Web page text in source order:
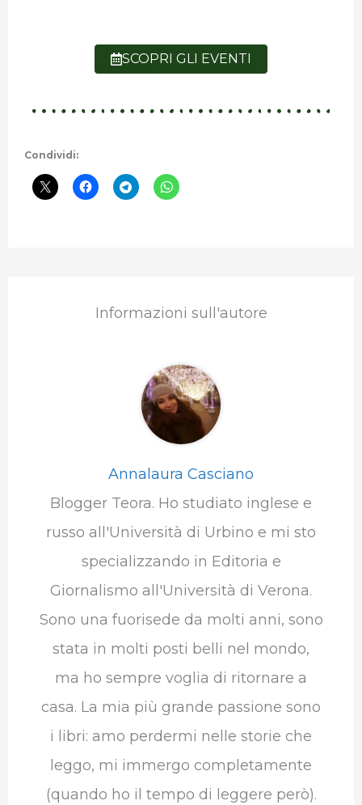
SCOPRI GLI EVENTI
Condividi:
Informazioni sull'autore
Annalaura Casciano
Blogger Teora. Ho studiato inglese e
russo all'Università di Urbino e mi sto
specializzando in Editoria e
Giornalismo all'Università di Verona.
Sono una fuorisede da molti anni, sono
stata in molti posti belli nel mondo,
ma ho sempre voglia di ritornare a
casa. La mia più grande passione sono
i libri: amo perdermi nelle storie che
leggo, mi immergo completamente
(quando ho il tempo di leggere però).